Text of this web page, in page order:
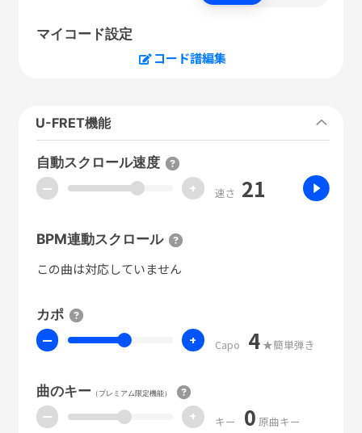
マイコード設定
コード譜編集
U-FRET機能
自動スクロール速度
ー + 速さ 21
BPM連動スクロール
この曲は対応していません
カポ
ー + Capo 4 ★簡単弾き
曲のキー（プレミアム限定機能）
ー + キー 0 原曲キー